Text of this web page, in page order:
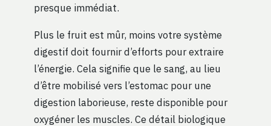
presque immédiat.
Plus le fruit est mûr, moins votre système
digestif doit fournir d’efforts pour extraire
l’énergie. Cela signifie que le sang, au lieu
d’être mobilisé vers l’estomac pour une
digestion laborieuse, reste disponible pour
oxygéner les muscles. Ce détail biologique